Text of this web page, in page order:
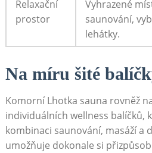
Relaxační
prostor
Vyhrazené
saunování,
lehátky.
Na míru šité
Komorní Lhotka sauna rovněž
individuálních wellness balíčků,
kombinaci saunování, masáží a
umožňuje dokonale si